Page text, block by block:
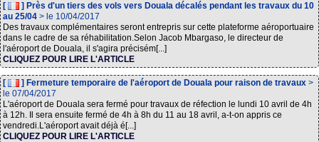
[
] Près d'un tiers des vols vers Douala décalés pendant les travaux du 10
au 25/04 > le 10/04/2017
Des travaux complémentaires seront entrepris sur cette plateforme aéroportuaire
dans le cadre de sa réhabilitation.Selon Jacob Mbargaso, le directeur de
l'aéroport de Douala, il s'agira précisém[...]
CLIQUEZ POUR LIRE L'ARTICLE
[ ] Fermeture temporaire de l'aéroport de Douala pour raison de travaux >
le 07/04/2017
L'aéroport de Douala sera fermé pour travaux de réfection le lundi 10 avril de 4h
à 12h. Il sera ensuite fermé de 4h à 8h du 11 au 18 avril, a-t-on appris ce
vendredi.L'aéroport avait déjà é[...]
CLIQUEZ POUR LIRE L'ARTICLE